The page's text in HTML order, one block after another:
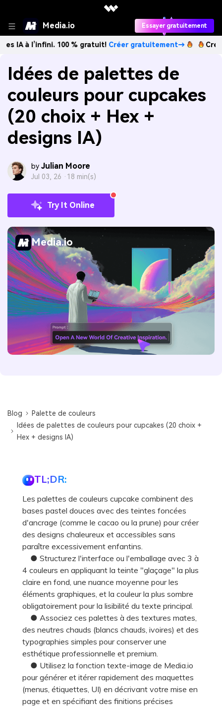
Media.io Essayer gratuitement
100 % gratuit!Créer gratuitement→ Créez des
Idées de palettes de
couleurs pour cupcakes
(20 choix + Hex +
designs IA)
by Julian Moore
Jul 03, 26 · 18 min(s)
Try It Online
Media.io
Blog
Palette de couleurs
Idées de palettes de couleurs pour cupcakes (20 choix +
Hex + designs IA)
TL;DR:
Les palettes de couleurs cupcake combinent des
bases pastel douces avec des teintes foncées
d'ancrage (comme le cacao ou la prune) pour créer
des designs chaleureux et accessibles sans
paraître excessivement enfantins.
● Structurez l'interface ou l'emballage avec 3 à
4 couleurs en appliquant la teinte "glaçage" la plus
claire en fond, une nuance moyenne pour les
éléments graphiques, et la couleur la plus sombre
obligatoirement pour la lisibilité du texte principal.
● Associez ces palettes à des textures mates,
des neutres chauds (blancs chauds, ivoires) et des
typographies simples pour conserver une
esthétique professionnelle et premium.
● Utilisez la fonction texte-image de Media.io
pour générer et itérer rapidement des maquettes
(menus, étiquettes, UI) en décrivant votre mise en
page et en spécifiant des finitions précises